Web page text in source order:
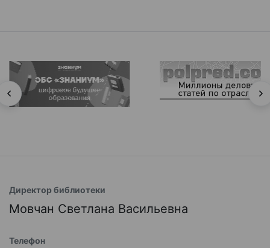
Директор библиотеки
Мовчан Светлана Васильевна
Телефон